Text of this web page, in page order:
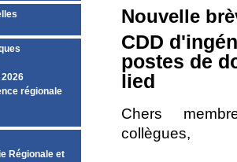
régionale
Régionale et
Nouvelle
CDD
postes de
lied
Chers
collègues,